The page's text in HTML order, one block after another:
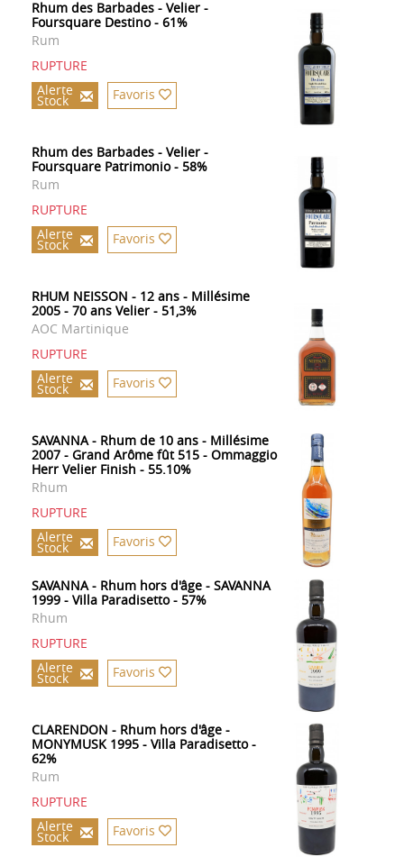
Rhum des Barbades - Velier -
Foursquare Destino - 61%
Rum
RUPTURE
Alerte
Stock Favoris
Rhum des Barbades - Velier -
Foursquare Patrimonio - 58%
Rum
RUPTURE
Alerte
Stock Favoris
RHUM NEISSON - 12 ans - Millésime
2005 - 70 ans Velier - 51,3%
AOC Martinique
RUPTURE
Alerte
Stock Favoris
SAVANNA - Rhum de 10 ans - Millésime
2007 - Grand Arôme fût 515 - Ommaggio
Herr Velier Finish - 55.10%
Rhum
RUPTURE
Alerte
Stock Favoris
SAVANNA - Rhum hors d'âge - SAVANNA
1999 - Villa Paradisetto - 57%
Rhum
RUPTURE
Alerte
Stock Favoris
CLARENDON - Rhum hors d'âge -
MONYMUSK 1995 - Villa Paradisetto -
62%
Rum
RUPTURE
Alerte
Stock Favoris